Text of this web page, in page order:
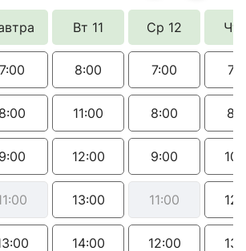
Вт 11 Ср 12 Чт
7:00
8:00
9:00
8:00
11:00
12:00
13:00
14:00
7:00
8:00
9:00
11:00
12:00